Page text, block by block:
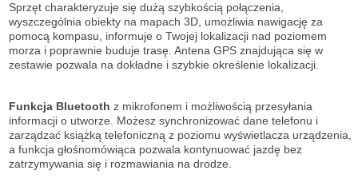
Sprzęt charakteryzuje się dużą szybkością połączenia,
wyszczególnia obiekty na mapach 3D, umożliwia nawigację za
pomocą kompasu, informuje o Twojej lokalizacji nad poziomem
morza i poprawnie buduje trasę. Antena GPS znajdująca się w
zestawie pozwala na dokładne i szybkie określenie lokalizacji.
Funkcja Bluetooth z mikrofonem i możliwością przesyłania
informacji o utworze. Możesz synchronizować dane telefonu i
zarządzać książką telefoniczną z poziomu wyświetlacza urządzenia,
a funkcja głośnomówiąca pozwala kontynuować jazdę bez
zatrzymywania się i rozmawiania na drodze.